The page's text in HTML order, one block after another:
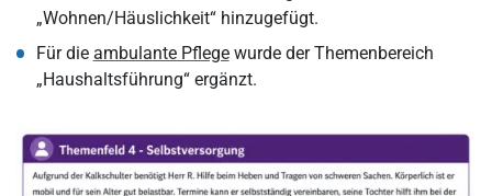
„Wohnen/Häuslichkeit“ hinzugefügt.
Für die ambulante Pflegewurde der Themenbereich
„Haushaltsführung“ ergänzt.